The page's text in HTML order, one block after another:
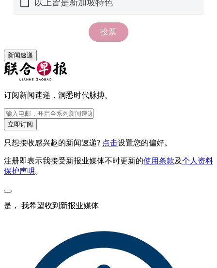
新闻速递
订阅新闻速递，洞悉时代脉搏。
立即订阅
只想接收感兴趣的新闻速递? 点击设置您的偏好。
注册即表示我接受新报业媒体不时更新的使用条款及个人资料
保护声明 。
是， 我希望收到新报业媒体